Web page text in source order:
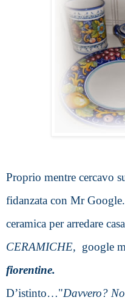
Proprio mentre cercavo
fidanzata con Mr
ceramica per arredare
CERAMICHE, google
fiorentine.
D’istinto…"Davvero?